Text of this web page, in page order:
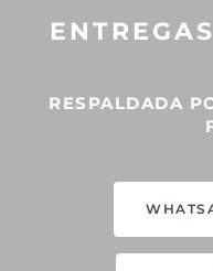
RESPALDADA